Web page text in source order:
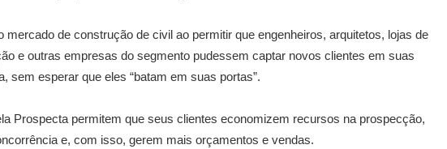
mercado de construção de civil ao permitir que engenheiros, arquitetos, lojas de
e outras empresas do segmento pudessem captar novos clientes em suas
sem esperar que eles “batam em suas portas”.
Prospecta permitem que seus clientes economizem recursos na prospecção,
e, com isso, gerem mais orçamentos e vendas.